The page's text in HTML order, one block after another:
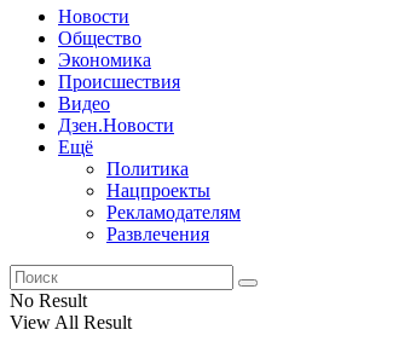
Новости
Общество
Экономика
Происшествия
Видео
Дзен.Новости
Ещё
Политика
Нацпроекты
Рекламодателям
Развлечения
No Result
View All Result